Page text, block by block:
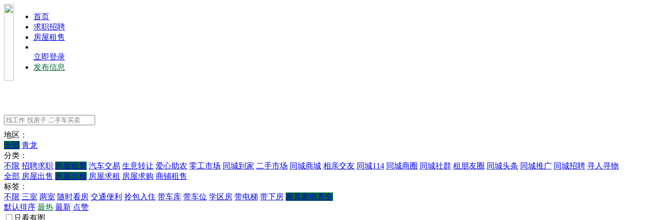
⾸⻚
求职招聘
房屋租售
立即登录
发布信息
地区：
全部 青龙
分类：
不限 招聘求职 房屋租售 汽车交易 生意转让 爱心助农 零工市场 同城到家 二手市场 同城商城 相亲交友 同城114 同城商圈 同城社群 租朋友圈 同城头条 同城推广 同城招聘 寻人寻物
全部 房屋出售 房屋出租 房屋求租 房屋求购 商铺租售
标签：
不限 三室 两室 随时看房 交通便利 拎包入住 带车库 带车位 学区房 带电梯 带下房 家具家电齐全
默认排序 最热 最新 点赞
只看有图